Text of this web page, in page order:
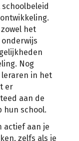
het
Nog
leraren in het
er
aan de
hun school.
actief aan je
zelfs als je